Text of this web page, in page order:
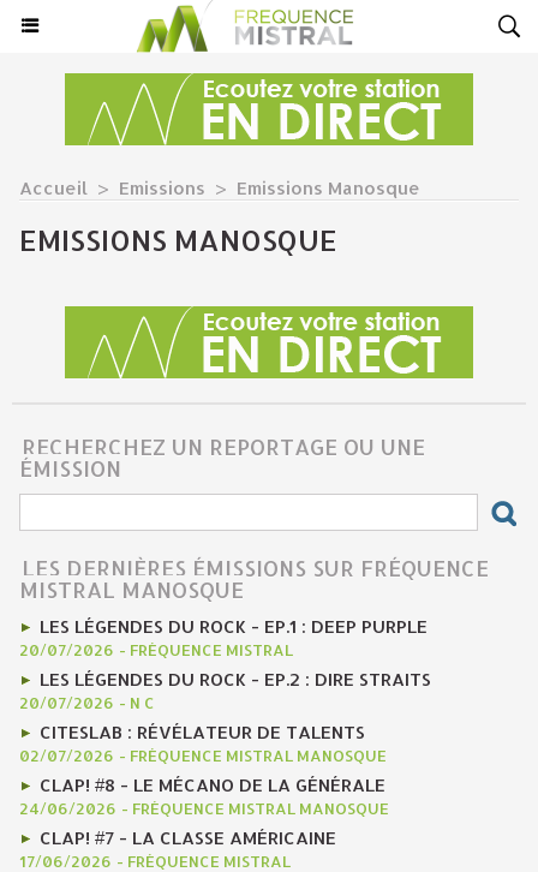
Accueil > Emissions > Emissions Manosque
EMISSIONS MANOSQUE
RECHERCHEZ UN REPORTAGE OU UNE
ÉMISSION
LES DERNIÈRES ÉMISSIONS SUR FRÉQUENCE
MISTRAL MANOSQUE
LES LÉGENDES DU ROCK - EP.1 : DEEP PURPLE
20/07/2026 - FRÉQUENCE MISTRAL
LES LÉGENDES DU ROCK - EP.2 : DIRE STRAITS
20/07/2026 - N C
CITESLAB : RÉVÉLATEUR DE TALENTS
02/07/2026 - FRÉQUENCE MISTRAL MANOSQUE
CLAP! #8 - LE MÉCANO DE LA GÉNÉRALE
24/06/2026 - FRÉQUENCE MISTRAL MANOSQUE
CLAP! #7 - LA CLASSE AMÉRICAINE
17/06/2026 - FRÉQUENCE MISTRAL